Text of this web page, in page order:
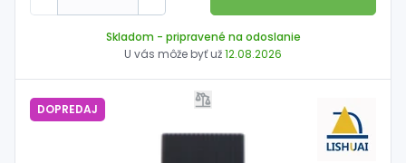
Skladom - pripravené na odoslanie
U vás môže byť už12.08.2026
DOPREDAJ